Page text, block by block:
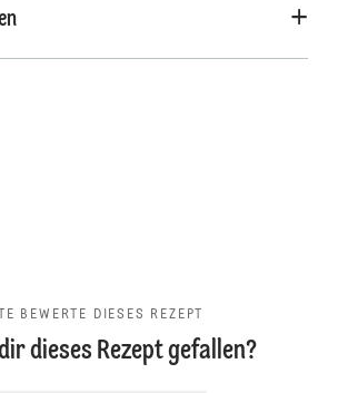
BEWERTE DIESES REZEPT
dieses Rezept gefallen?